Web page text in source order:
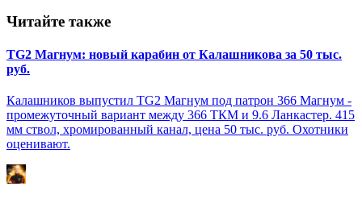
Читайте также
TG2 Магнум: новый карабин от Калашникова за 50 тыс.
руб.
Калашников выпустил TG2 Магнум под патрон 366 Магнум -
промежуточный вариант между 366 ТКМ и 9.6 Ланкастер. 415
мм ствол, хромированный канал, цена 50 тыс. руб. Охотники
оценивают.